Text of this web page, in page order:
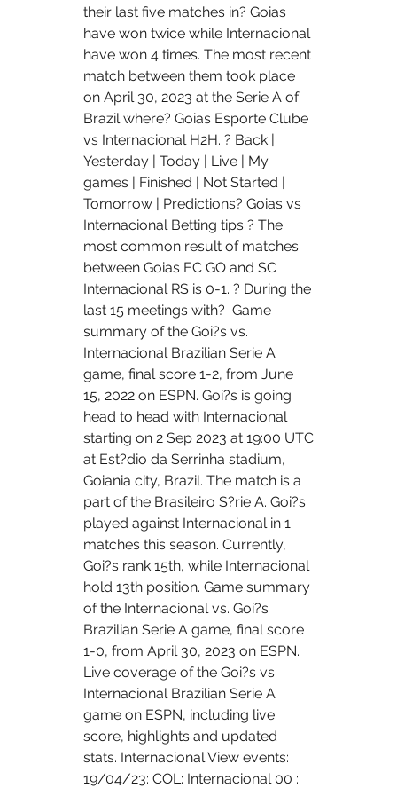
their last five matches in? Goias
have won twice while Internacional
have won 4 times. The most recent
match between them took place
on April 30, 2023 at the Serie A of
Brazil where? Goias Esporte Clube
vs Internacional H2H. ? Back |
Yesterday | Today | Live | My
games | Finished | Not Started |
Tomorrow | Predictions? Goias vs
Internacional Betting tips ? The
most common result of matches
between Goias EC GO and SC
Internacional RS is 0-1. ? During the
last 15 meetings with?  Game
summary of the Goi?s vs.
Internacional Brazilian Serie A
game, final score 1-2, from June
15, 2022 on ESPN. Goi?s is going
head to head with Internacional
starting on 2 Sep 2023 at 19:00 UTC
at Est?dio da Serrinha stadium,
Goiania city, Brazil. The match is a
part of the Brasileiro S?rie A. Goi?s
played against Internacional in 1
matches this season. Currently,
Goi?s rank 15th, while Internacional
hold 13th position. Game summary
of the Internacional vs. Goi?s
Brazilian Serie A game, final score
1-0, from April 30, 2023 on ESPN.
Live coverage of the Goi?s vs.
Internacional Brazilian Serie A
game on ESPN, including live
score, highlights and updated
stats. Internacional View events:
19/04/23: COL: Internacional 00 :